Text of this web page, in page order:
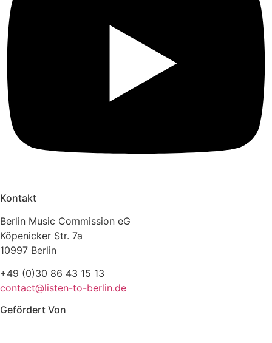
Kontakt
Berlin Music Commission eG
Köpenicker Str. 7a
10997 Berlin
+49 (0)30 86 43 15 13
contact@listen-to-berlin.de
Gefördert Von